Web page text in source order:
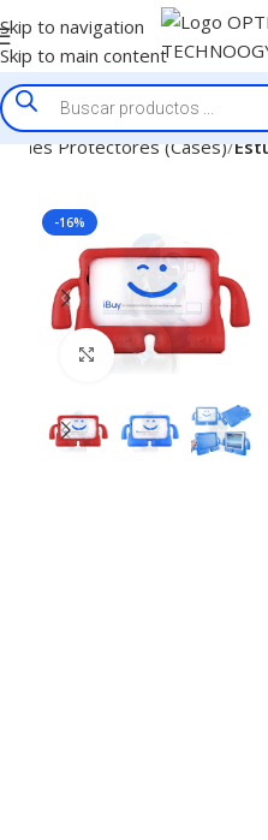
Skip to navigation
Skip to main content
Protectores (Cases)
-16%
Click to enlarge